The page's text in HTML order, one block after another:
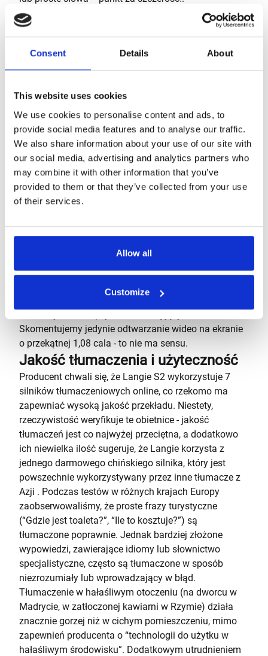
Consent Details About
This website uses cookies
We use cookies to personalise content and ads, to
provide social media features and to analyse our traffic.
We also share information about your use of our site with
our social media, advertising and analytics partners who
may combine it with other information that you’ve
provided to them or that they’ve collected from your use
of their services.
Allow all
Customize
Tłumaczenie grupowe
– funkcja działa wyłącznie z
innymi translatorami Langie, co w praktyce oznacza,
takie same urządzenie – scenariusz wysoce
nieprawdopodobny, zwłaszcza biorąc pod uwagę
bezużyteczna jest funkcja Language Club,
pozwalająca na dzielenie się tłumaczeniami z innymi
użytkownikami Langie – co w rzeczywistych
warunkach rynkowych ma minimalne zastosowanie.
Wyszukiwanie głosowe– funkcja teoretycznie
pozwalająca na wyszukiwanie obrazów za pomocą
głosu. W praktyce działa średnio – rozpoznawanie
mowy jest dość dobre w cichym otoczeniu, ale wyniki
nieczytelne. Trudno wyobrazić sobie praktyczne
– producent dodał szereg
funkcji, których przydatność w translatorze
pozostawiamy opinii naszych czytelników:
przeglądarka zdjęć, odtwarzacz wideo i muzyki, radio,
Skomentujemy jedynie odtwarzanie wideo na ekranie
o przekątnej 1,08 cala - to nie ma sensu.
Jakość tłumaczenia i użyteczność
Producent chwali się, że Langie S2 wykorzystuje 7
silników tłumaczeniowych online, co rzekomo ma
zapewniać wysoką jakość przekładu. Niestety,
rzeczywistość weryfikuje te obietnice - jakość
tłumaczeń jest co najwyżej przeciętna, a dodatkowo
ich niewielka ilość sugeruje, że Langie korzysta z
jednego darmowego chińskiego silnika, który jest
powszechnie wykorzystywany przez inne tłumacze z
Azji . Podczas testów w różnych krajach Europy
zaobserwowaliśmy, że proste frazy turystyczne
(“Gdzie jest toaleta?”, “Ile to kosztuje?”) są
tłumaczone poprawnie. Jednak bardziej złożone
wypowiedzi, zawierające idiomy lub słownictwo
specjalistyczne, często są tłumaczone w sposób
niezrozumiały lub wprowadzający w błąd.
Tłumaczenie w hałaśliwym otoczeniu (na dworcu w
Madrycie, w zatłoczonej kawiarni w Rzymie) działa
znacznie gorzej niż w cichym pomieszczeniu, mimo
zapewnień producenta o “technologii do użytku w
hałaśliwym środowisku”. Dodatkowym utrudnieniem